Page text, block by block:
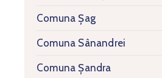
Comuna Șag
Comuna Sânandrei
Comuna Șandra